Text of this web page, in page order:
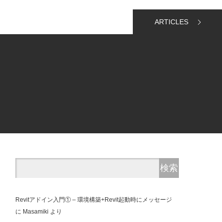
ARTICLES
Revitアドイン入門① – 環境構築+Revit起動時にメッセージ
に Masamiki より